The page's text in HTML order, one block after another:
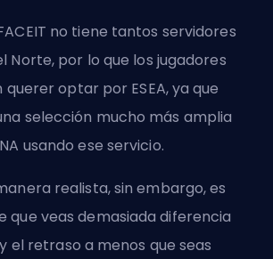
no tiene tantos servidores
Norte, por lo que los jugadores
optar por ESEA, ya que
selección mucho más amplia
usando ese servicio.
realista, sin embargo, es
que veas demasiada diferencia
el retraso a menos que seas